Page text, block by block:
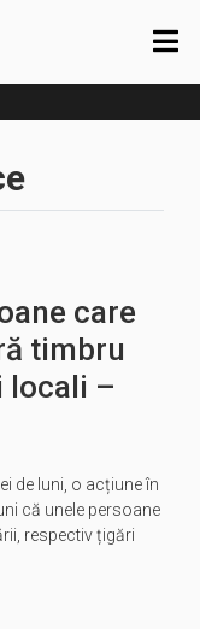
care
timbru
locali –
de luni, o acțiune în
că unele persoane
respectiv țigări